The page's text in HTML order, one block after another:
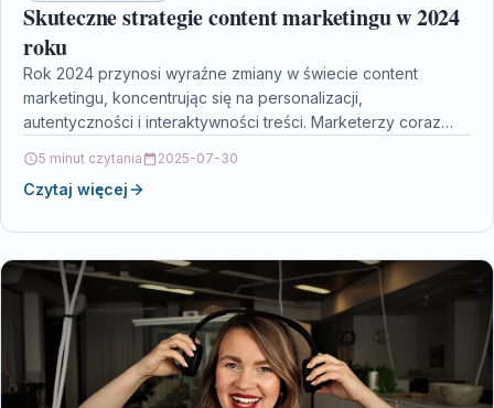
Skuteczne strategie content marketingu w 2024
roku
Rok 2024 przynosi wyraźne zmiany w świecie content
marketingu, koncentrując się na personalizacji,
autentyczności i interaktywności treści. Marketerzy coraz
5 minut czytania 2025-07-30
Czytaj więcej